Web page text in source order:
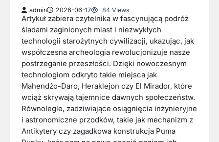
admin 2026-06-17 84 Views
Artykuł zabiera czytelnika w fascynującą podróż
śladami zaginionych miast i niezwykłych
technologii starożytnych cywilizacji, ukazując, jak
współczesna archeologia rewolucjonizuje nasze
postrzeganie przeszłości. Dzięki nowoczesnym
technologiom odkryto takie miejsca jak
Mahendżo-Daro, Heraklejon czy El Mirador, które
wciąż skrywają tajemnice dawnych społeczeństw.
Równolegle, zadziwiające osiągnięcia inżynieryjne
i astronomiczne przodków, takie jak mechanizm z
Antikytery czy zagadkowa konstrukcja Puma